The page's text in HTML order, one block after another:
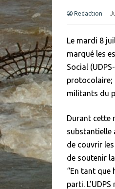
Redaction
Le mardi 8
marqué les
Social
protocolaire;
militants du
Durant cette
substantielle
de couvrir
de soutenir
“En tant que
parti.